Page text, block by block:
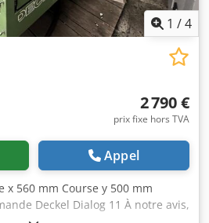
1 /4
2 790 €
prix fixe hors TVA
Appel
x 560 mm Course y 500 mm
Deckel Dialog 11 À notre avis,